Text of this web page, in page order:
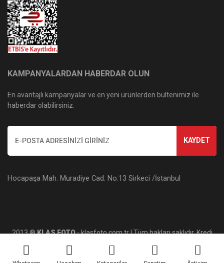
KAMPANYALARDAN HABERDAR OLUN
En avantajlı kampanyalar ve en yeni ürünlerden bültenimiz ile
haberdar olabilirsiniz.
KAYDET
Hocapaşa Mah. Muradiye Cad. No:13 Sirkeci /İstanbul
2013 ®KLAS FOTO- klasfoto.com.tr | Tüm hakları saklıdır. Kredi